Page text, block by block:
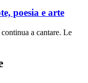
poesia e arte
a cantare. Le